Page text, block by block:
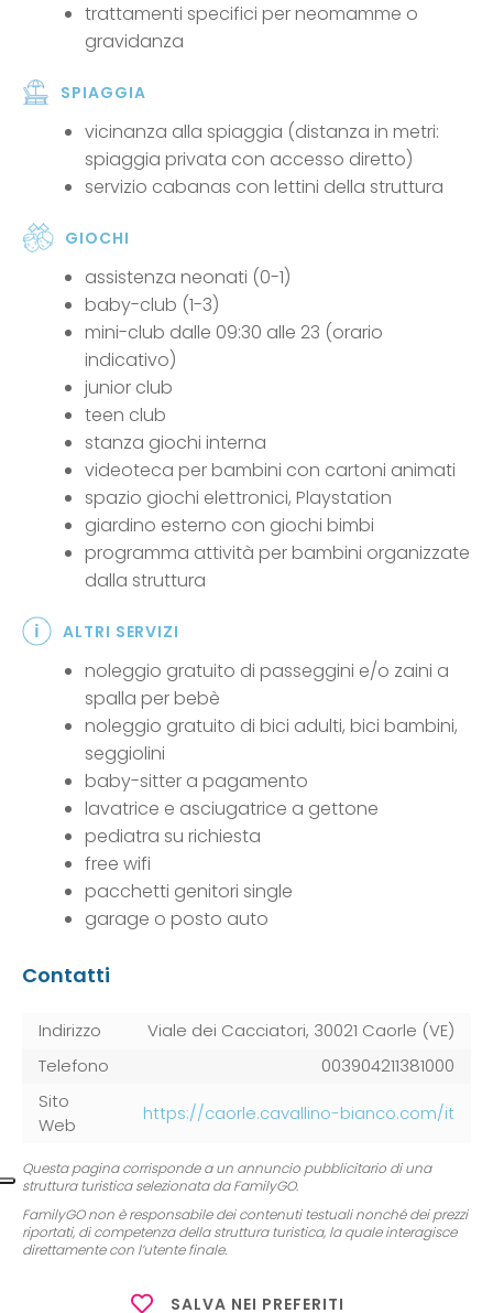
trattamenti specifici per neomamme o
gravidanza
SPIAGGIA
vicinanza alla spiaggia (distanza in metri:
spiaggia privata con accesso diretto)
servizio cabanas con lettini della struttura
GIOCHI
assistenza neonati (0-1)
baby-club (1-3)
mini-club dalle 09:30 alle 23 (orario
indicativo)
junior club
teen club
stanza giochi interna
videoteca per bambini con cartoni animati
spazio giochi elettronici, Playstation
giardino esterno con giochi bimbi
programma attività per bambini organizzate
dalla struttura
ALTRI SERVIZI
noleggio gratuito di passeggini e/o zaini a
spalla per bebè
noleggio gratuito di bici adulti, bici bambini,
seggiolini
baby-sitter a pagamento
lavatrice e asciugatrice a gettone
pediatra su richiesta
free wifi
pacchetti genitori single
garage o posto auto
Contatti
Indirizzo
Viale dei Cacciatori, 30021 Caorle (VE)
Telefono
003904211381000
Sito
Web
https://caorle.cavallino-bianco.com/it
Questa pagina corrisponde a un annuncio pubblicitario di una
struttura turistica selezionata da FamilyGO.
FamilyGO non è responsabile dei contenuti testuali nonché dei prezzi
riportati, di competenza della struttura turistica, la quale interagisce
direttamente con l’utente finale.
SALVA NEI PREFERITI